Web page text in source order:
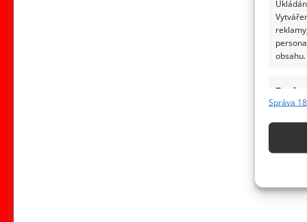
obsahu.
Funkce
Správa